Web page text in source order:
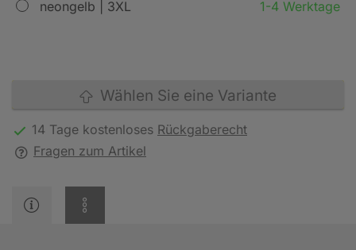
neongelb | 3XL
1-4 Werktage
Wählen Sie eine Variante
14 Tage kostenloses Rückgaberecht
Fragen zum Artikel